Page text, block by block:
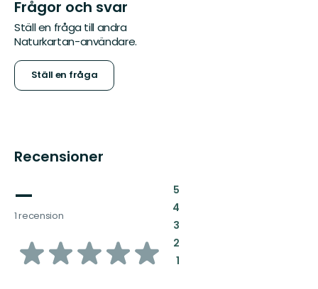
Frågor och svar
Ställ en fråga till andra
Naturkartan-användare.
Ställ en fråga
Recensioner
—
1 recension
av
5:
4:
3:
2:
1: